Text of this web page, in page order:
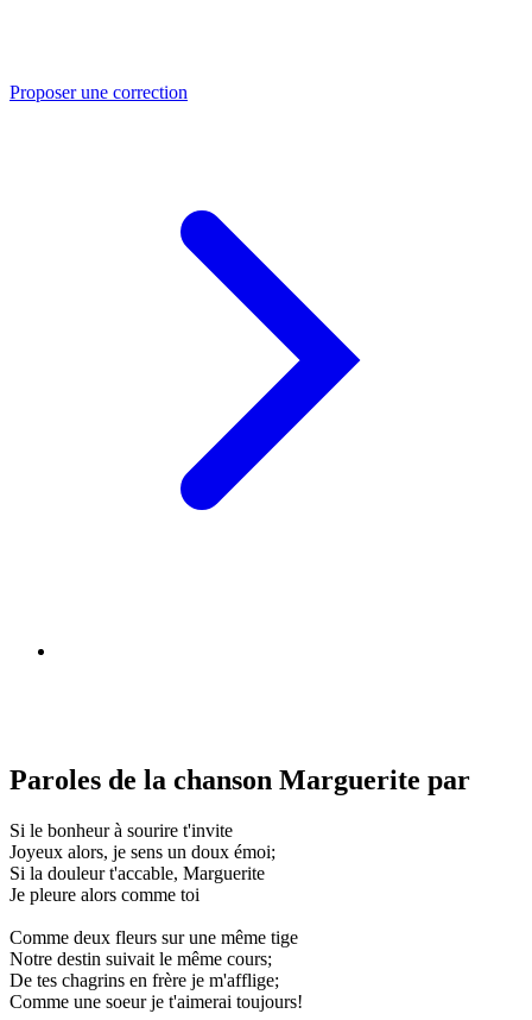
Proposer une correction
Paroles de la chanson Marguerite par
Si le bonheur à sourire t'invite
Joyeux alors, je sens un doux émoi;
Si la douleur t'accable, Marguerite
Je pleure alors comme toi
Comme deux fleurs sur une même tige
Notre destin suivait le même cours;
De tes chagrins en frère je m'afflige;
Comme une soeur je t'aimerai toujours!